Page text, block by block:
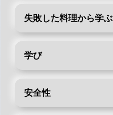
失敗した料理から学ぶ
学び
安全性